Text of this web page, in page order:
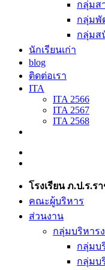
กลุ่มส
กลุ่มพั
กลุ่มส
นักเรียนเก่า
blog
ติดต่อเรา
ITA
ITA 2566
ITA 2567
ITA 2568
โรงเรียน ภ.ป.ร.ร
คณะผู้บริหาร
ส่วนงาน
กลุ่มบริหาร
กลุ่มบ
กลุ่มบ